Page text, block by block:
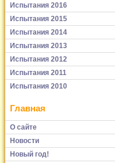
Испытания 2016
Испытания 2015
Испытания 2014
Испытания 2013
Испытания 2012
Испытания 2011
Испытания 2010
Главная
О сайте
Новости
Новый год!